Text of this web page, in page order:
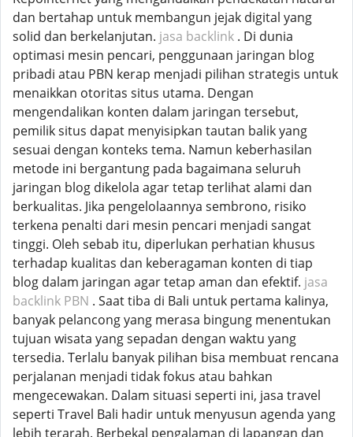
dan bertahap untuk membangun jejak digital yang
solid dan berkelanjutan. jasa backlink . Di dunia
optimasi mesin pencari, penggunaan jaringan blog
pribadi atau PBN kerap menjadi pilihan strategis untuk
menaikkan otoritas situs utama. Dengan
mengendalikan konten dalam jaringan tersebut,
pemilik situs dapat menyisipkan tautan balik yang
sesuai dengan konteks tema. Namun keberhasilan
metode ini bergantung pada bagaimana seluruh
jaringan blog dikelola agar tetap terlihat alami dan
berkualitas. Jika pengelolaannya sembrono, risiko
terkena penalti dari mesin pencari menjadi sangat
tinggi. Oleh sebab itu, diperlukan perhatian khusus
terhadap kualitas dan keberagaman konten di tiap
blog dalam jaringan agar tetap aman dan efektif. jasa
backlink PBN . Saat tiba di Bali untuk pertama kalinya,
banyak pelancong yang merasa bingung menentukan
tujuan wisata yang sepadan dengan waktu yang
tersedia. Terlalu banyak pilihan bisa membuat rencana
perjalanan menjadi tidak fokus atau bahkan
mengecewakan. Dalam situasi seperti ini, jasa travel
seperti Travel Bali hadir untuk menyusun agenda yang
lebih terarah. Berbekal pengalaman di lapangan dan